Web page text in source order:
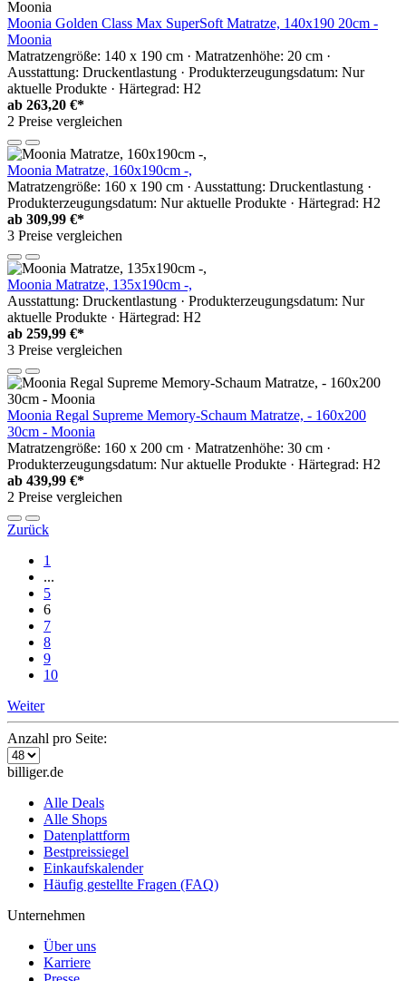
Moonia Golden Class Max SuperSoft Matratze, 140x190 20cm -
Moonia
Matratzengröße: 140 x 190 cm · Matratzenhöhe: 20 cm ·
Ausstattung: Druckentlastung · Produkterzeugungsdatum: Nur
aktuelle Produkte · Härtegrad: H2
ab 263,20 €*
2 Preise vergleichen
Moonia Matratze, 160x190cm -,
Matratzengröße: 160 x 190 cm · Ausstattung: Druckentlastung ·
Produkterzeugungsdatum: Nur aktuelle Produkte · Härtegrad: H2
ab 309,99 €*
3 Preise vergleichen
Moonia Matratze, 135x190cm -,
Ausstattung: Druckentlastung · Produkterzeugungsdatum: Nur
aktuelle Produkte · Härtegrad: H2
ab 259,99 €*
3 Preise vergleichen
Moonia Regal Supreme Memory-Schaum Matratze, - 160x200
30cm - Moonia
Matratzengröße: 160 x 200 cm · Matratzenhöhe: 30 cm ·
Produkterzeugungsdatum: Nur aktuelle Produkte · Härtegrad: H2
ab 439,99 €*
2 Preise vergleichen
Zurück
1
...
5
6
7
8
9
10
Weiter
Anzahl pro Seite:
billiger.de
Alle Deals
Alle Shops
Datenplattform
Bestpreissiegel
Einkaufskalender
Häufig gestellte Fragen (FAQ)
Unternehmen
Über uns
Karriere